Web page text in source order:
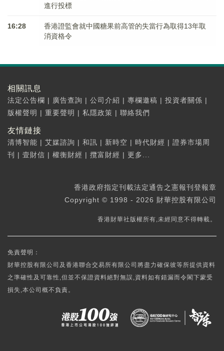
進行投標
16:28
香港證監會就中國糖果前高管的失當行為取得13年取
消資格令
相關訊息
法定公告欄 | 廣告查詢 | 公司介紹 | 專欄邀稿 | 投資者關係 |
版權聲明 | 重要聲明 | 私隱政策 | 聯絡我們
友情鏈接
清博智能 | 艾媒諮詢 | 和訊 | 新時空 | 時代財經 | 證券市場周
刊
| 壹財信 | 權衡財經 | 攬富財經 | 更多...
香港政府指定刊載法定通告之憲報刊登報章
Copyright © 1998 - 2026 財華控股有限公司
香港財華社版權所有,未經同意不得轉載。
免責聲明：
財華控股有限公司及香港聯合交易所有限公司將盡力確保彼等所提供資料
之準確性及可靠性,但並不保證資料絕對無誤,資料如有錯漏而令閣下蒙受
損失,本公司概不負責。